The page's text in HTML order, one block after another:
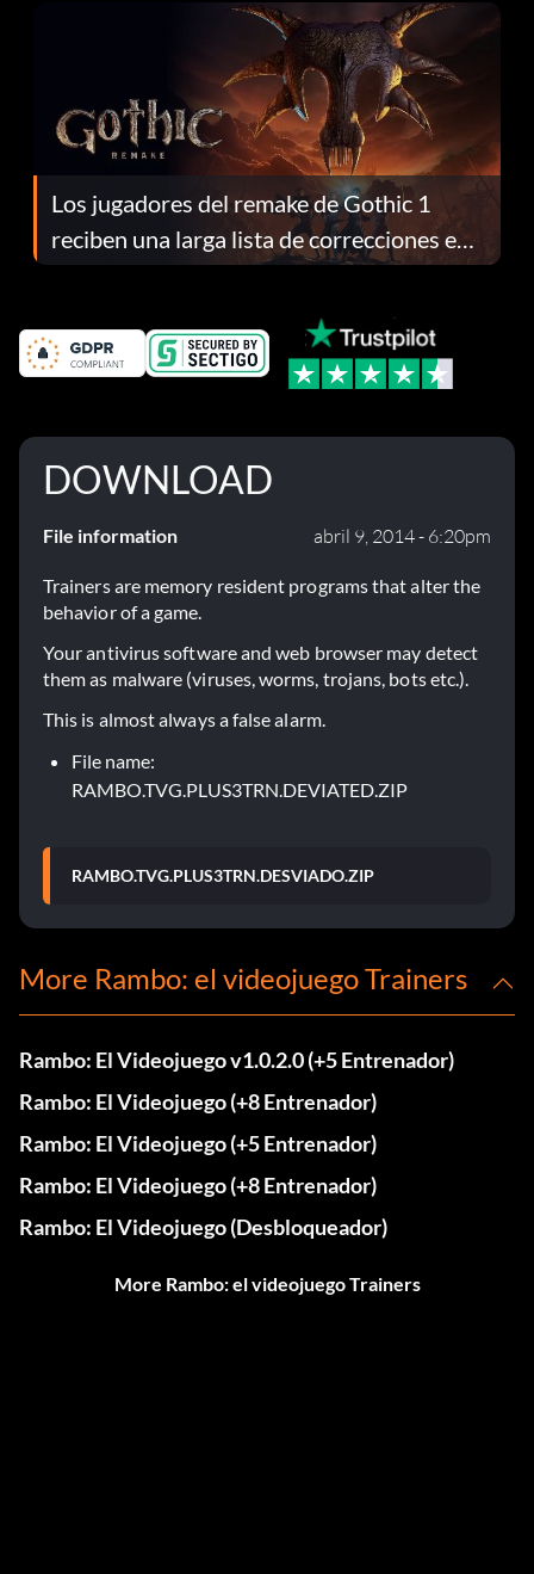
Los jugadores del remake de Gothic 1
reciben una larga lista de correcciones en
el parche 1.0.4
DOWNLOAD
File information abril 9, 2014 - 6:20pm
Trainers are memory resident programs that alter the
behavior of a game.
Your antivirus software and web browser may detect
them as malware (viruses, worms, trojans, bots etc.).
This is almost always a false alarm.
File name:
RAMBO.TVG.PLUS3TRN.DEVIATED.ZIP
RAMBO.TVG.PLUS3TRN.DESVIADO.ZIP
More Rambo: el videojuego Trainers
Rambo: El Videojuego v1.0.2.0 (+5 Entrenador)
Rambo: El Videojuego (+8 Entrenador)
Rambo: El Videojuego (+5 Entrenador)
Rambo: El Videojuego (+8 Entrenador)
Rambo: El Videojuego (Desbloqueador)
More Rambo: el videojuego Trainers